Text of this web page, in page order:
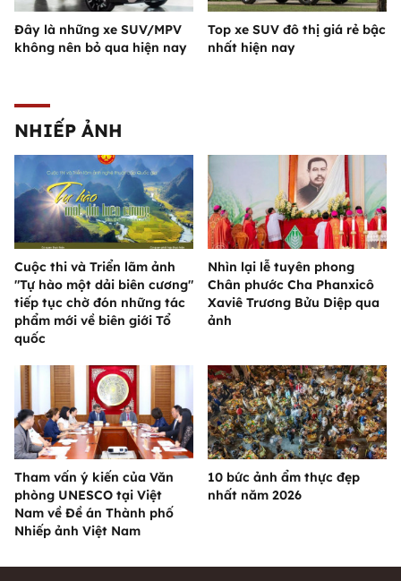
Đây là những xe SUV/MPV
không nên bỏ qua hiện nay
Top xe SUV đô thị giá rẻ bậc
nhất hiện nay
NHIẾP ẢNH
Cuộc thi và Triển lãm ảnh
"Tự hào một dải biên cương"
tiếp tục chờ đón những tác
phẩm mới về biên giới Tổ
quốc
Nhìn lại lễ tuyên phong
Chân phước Cha Phanxicô
Xaviê Trương Bửu Diệp qua
ảnh
Tham vấn ý kiến của Văn
phòng UNESCO tại Việt
Nam về Đề án Thành phố
Nhiếp ảnh Việt Nam
10 bức ảnh ẩm thực đẹp
nhất năm 2026